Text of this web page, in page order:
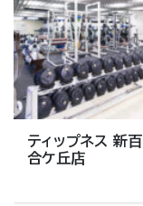
ティップネス 新百
合ケ丘店